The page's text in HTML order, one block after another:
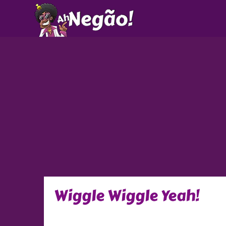
Wiggle Wiggle Yeah!